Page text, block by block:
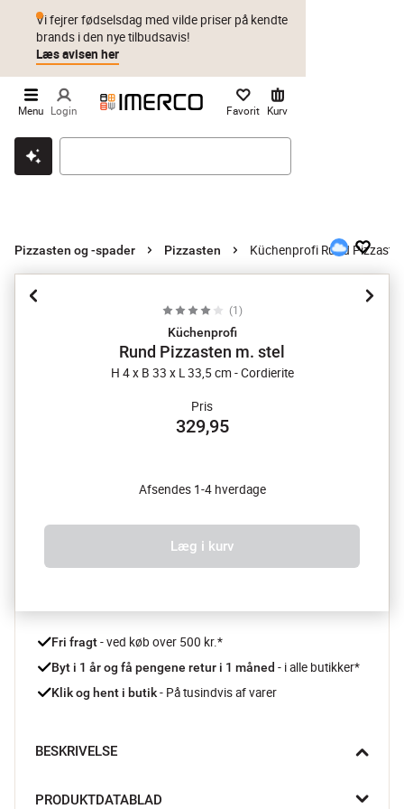
Klik & hent Byt i 1 år Prismatch
Vi fejrer fødselsdag med vilde priser på kendte
brands i den nye tilbudsavis!
Læs avisen her
Menu Login Favorit Kurv
Pizzasten og -spader Pizzasten Küchenprofi Rund
(1 )
Küchenprofi
Rund Pizzasten m. stel
H 4 x B 33 x L 33,5 cm - Cordierite
Pris
329,95
Afsendes 1-4 hverdage
Læg i kurv
Fri fragt - ved køb over 500 kr.*
Byt i 1 år og få pengene retur i 1 måned - i alle butikker*
Klik og hent i butik - På tusindvis af varer
BESKRIVELSE
knasende sprød bund - pizza er en træfsikker lækkerbidsken!
PRODUKTDATABLAD